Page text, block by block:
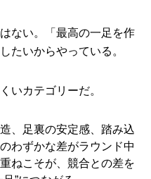
ない。「最高の一足を作
たいからやっている。
いカテゴリーだ。
、足裏の安定感、踏み込
わずかな差がラウンド中
ねこそが、競合との差を